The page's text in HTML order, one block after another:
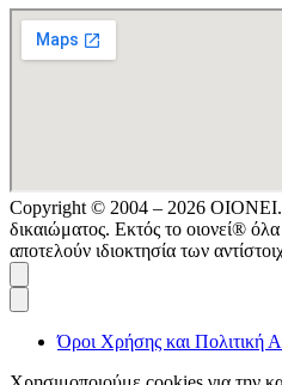
Copyright © 2004 – 2026 ΟΙΟΝΕΙ.
δικαιώματος. Εκτός το οιονεί®
αποτελούν ιδιοκτησία των
Όροι Χρήσης και Πολιτική